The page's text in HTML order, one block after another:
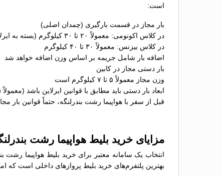
است:
بار مجاز در قسمت بارگیری (چمدان اصلی)
در کلاس اکونومی: معمولاً ۲۰ تا ۳۰ کیلوگرم (بسته به ایرلاین)
در کلاس بیزنس: معمولاً ۳۰ تا ۴۰ کیلوگرم
اضافه بار شامل جریمه بر اساس وزن اضافه خواهد شد
بار دستی مجاز در کابین
وزن مجاز معمولاً ۵ تا ۷ کیلوگرم است
ابعاد بار دستی باید مطابق با قوانین ایرلاین باشد (معمولاً ۵۵×۴۰×۲۳ سانتی‌متر)
قبل از سفر با هواپیما رشت بندرلنگه، حتماً قوانین بار
مزایای خرید بلیط هواپیما رشت
انتخاب یک سامانه معتبر برای خرید بلیط هواپیما
بهترین پلتفرم‌های خرید بلیط پروازهای داخلی است که